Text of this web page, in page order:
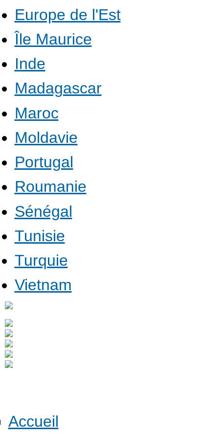
Europe de l'Est
Île Maurice
Inde
Madagascar
Maroc
Moldavie
Portugal
Roumanie
Sénégal
Tunisie
Turquie
Vietnam
Accueil